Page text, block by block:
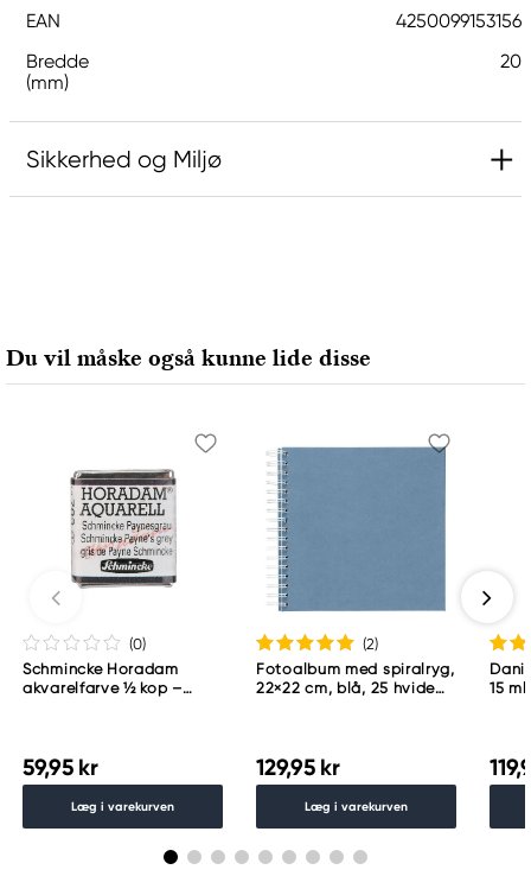
EAN
4250099153156
Bredde
(mm)
20
Sikkerhed og Miljø
37586 Dassel, Germany
info@jhcon.de
Du vil måske også kunne lide disse
(0)
Schmincke Horadam
akvarelfarve ½ kop –
59,95 kr
Læg i varekurven
(2)
Fotoalbum med spiralryg,
22×22 cm, blå, 25 hvide
129,95 kr
Læg i varekurven
15